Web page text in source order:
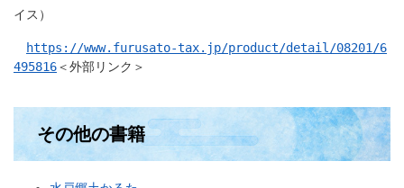
イス）
https://www.furusato-tax.jp/product/detail/08201/6
495816＜外部リンク＞
その他の書籍